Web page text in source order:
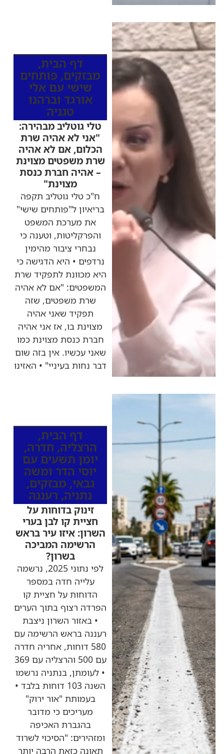
דף הבית,
מבזקים, פותחים
שישי עם אלי
אורגד וברהנו
טגניה
טלי גוטליב מבהירה:
"אני לא אהיה שרת
הכלום, אם לא אהיה
שרת משפטים מצוינת
– אהיה חברת כנסת
מצוינת"
ח"כ טלי גוטליב תקפה
בריאיון ל"פותחים שישי"
את מערכת המשפט
והפרקליטות, וטענה כי
נבחרי ציבור מהימין
נרדפים • היא הדגישה כי
היא מכוונת לתפקיד שרת
המשפטים: "אם לא אהיה
שרת משפטים, שזה
תפקיד שאני אהיה
מצוינת בו, אז אני אהיה
חברת כנסת מצוינת כמו
שאני עכשיו. אין בזה שום
דבר נחות בעיניי" • האזינו
דף הבית,
הרצליה, חדרה,
יומן תשעים עם
יוסי הדר ומשה
גבאי, מבזקים,
נתניה, רעננה
זינוק בדוחות על
חציית קו לבן בערי
השרון: איזו עיר בראש
הרשימה המביכה
בשרון?
לפי נתוני 2025, נרשמה
עלייה חדה במספר
הדוחות על חציית קו
הפרדה רצוף בתוך הערים
• באזור השרון ניצבת
רעננה בראש הרשימה עם
580 דוחות, אחריה חדרה
עם 500 והרצליה עם 369
• לעומתן, בנתניה נרשמו
השנה 103 דוחות בלבד •
בעמותת "אור ירוק"
מעריכים כי מדובר
בהגברת האכיפה
ומזהירים: "הסיכוי לשרוד
תאונה כזאת הרבה יותר